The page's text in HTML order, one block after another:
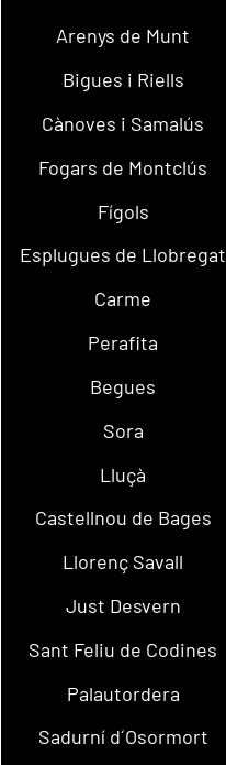
Arenys de Munt
Bigues i Riells
Cànoves i Samalús
Fogars de Montclús
Fígols
Esplugues de Llobregat
Carme
Perafita
Begues
Sora
Lluçà
Castellnou de Bages
Llorenç Savall
Just Desvern
Sant Feliu de Codines
Palautordera
Sadurní d´Osormort